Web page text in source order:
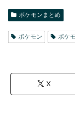
ポケモンまとめ
ポケモン ポケ
X